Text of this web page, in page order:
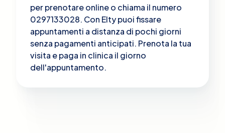
per prenotare online o chiama il numero
0297133028. Con Elty puoi fissare
appuntamenti a distanza di pochi giorni
senza pagamenti anticipati. Prenota la tua
visita e paga in clinica il giorno
dell'appuntamento.